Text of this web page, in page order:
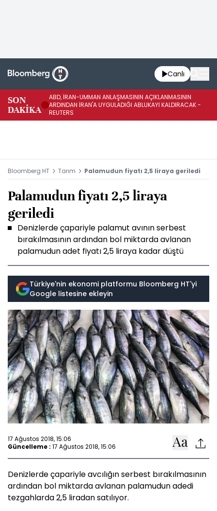
Canlı
SON
DAKİKA
ABD, İRAN-UMMAN ANLAŞMASININ AÇIKLANMASININ
ARDINDAN İRAN'A UYGULADIĞI ABLUKAYI KALDIRACAK -
REUTERS
Bloomberg HT Tarım Palamudun fiyatı 2,5 liraya geriledi
Palamudun fiyatı 2,5 liraya
geriledi
Denizlerde çapariyle palamut avının serbest
bırakılmasının ardından bol miktarda avlanan
palamudun adet fiyatı 2,5 liraya kadar düştü
Türkiye'nin ekonomi platformu Bloomberg HT'yi
Google listesine ekleyin
17 Ağustos 2018, 15:06
Güncelleme : 17 Ağustos 2018, 15:06
Denizlerde çapariyle avcılığın serbest bırakılmasının
ardından bol miktarda avlanan palamudun adedi
tezgahlarda 2,5 liradan satılıyor.